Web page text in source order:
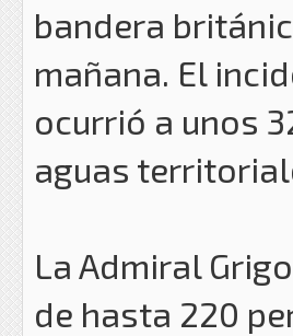
bandera
mañana. El
ocurrió a unos
aguas
La Admiral
de hasta 220